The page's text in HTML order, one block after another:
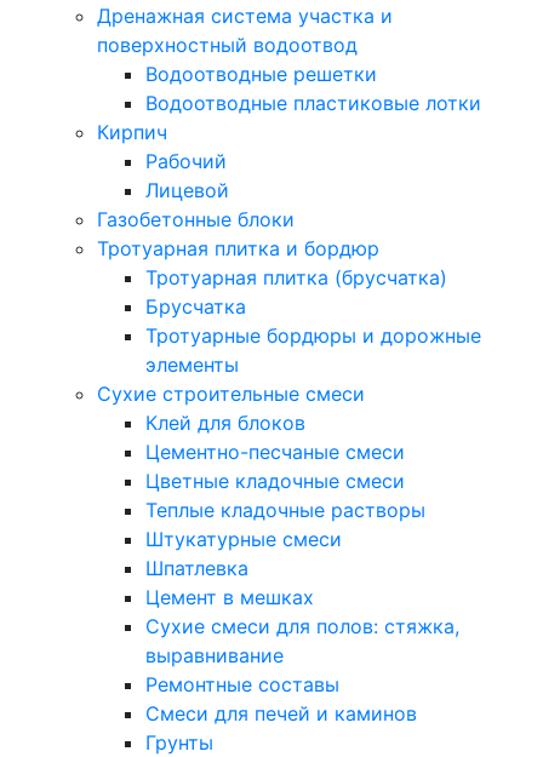
Дренажная система участка и
поверхностный водоотвод
Водоотводные решетки
Водоотводные пластиковые лотки
Кирпич
Рабочий
Лицевой
Газобетонные блоки
Тротуарная плитка и бордюр
Тротуарная плитка (брусчатка)
Брусчатка
Тротуарные бордюры и дорожные
элементы
Сухие строительные смеси
Клей для блоков
Цементно-песчаные смеси
Цветные кладочные смеси
Теплые кладочные растворы
Штукатурные смеси
Шпатлевка
Цемент в мешках
Сухие смеси для полов: стяжка,
выравнивание
Ремонтные составы
Смеси для печей и каминов
Грунты